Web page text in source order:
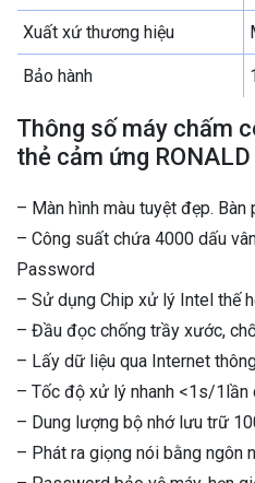
Xuất xứ thương hiệu
Bảo hành
Thông số máy chấm
thẻ cảm ứng
– Màn hình màu tuyệt đẹp.
– Công suất chứa 4000 dấu
Password
– Sử dụng Chip xử lý Intel thế
– Đầu đọc chống trầy xước,
– Lấy dữ liệu qua Internet
– Tốc độ xử lý nhanh <1s/1lần
– Dung lượng bộ nhớ lưu trữ
– Phát ra giọng nói bằng ngôn